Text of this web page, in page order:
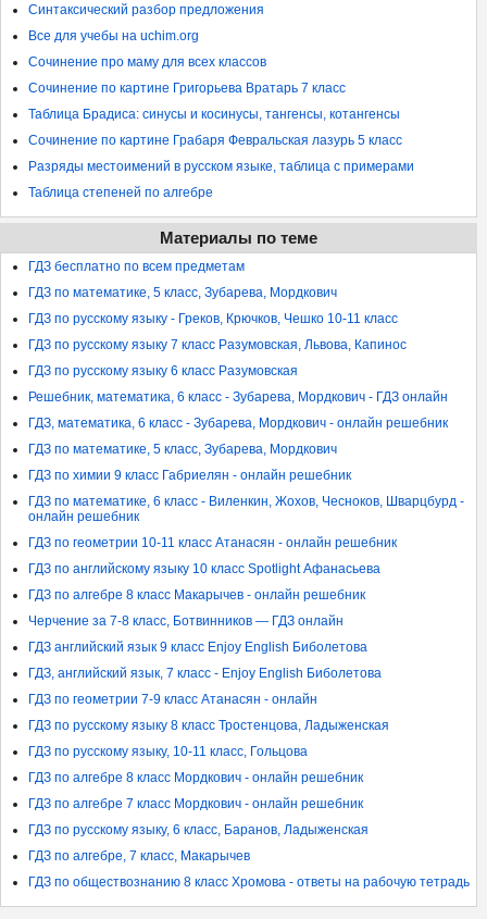
Синтаксический разбор предложения
Все для учебы на uchim.org
Сочинение про маму для всех классов
Сочинение по картине Григорьева Вратарь 7 класс
Таблица Брадиса: синусы и косинусы, тангенсы, котангенсы
Сочинение по картине Грабаря Февральская лазурь 5 класс
Разряды местоимений в русском языке, таблица с примерами
Таблица степеней по алгебре
Материалы по теме
ГДЗ бесплатно по всем предметам
ГДЗ по математике, 5 класс, Зубарева, Мордкович
ГДЗ по русскому языку - Греков, Крючков, Чешко 10-11 класс
ГДЗ по русскому языку 7 класс Разумовская, Львова, Капинос
ГДЗ по русскому языку 6 класс Разумовская
Решебник, математика, 6 класс - Зубарева, Мордкович - ГДЗ онлайн
ГДЗ, математика, 6 класс - Зубарева, Мордкович - онлайн решебник
ГДЗ по математике, 5 класс, Зубарева, Мордкович
ГДЗ по химии 9 класс Габриелян - онлайн решебник
ГДЗ по математике, 6 класс - Виленкин, Жохов, Чесноков, Шварцбурд -
онлайн решебник
ГДЗ по геометрии 10-11 класс Атанасян - онлайн решебник
ГДЗ по английскому языку 10 класс Spotlight Афанасьева
ГДЗ по алгебре 8 класс Макарычев - онлайн решебник
Черчение за 7-8 класс, Ботвинников — ГДЗ онлайн
ГДЗ английский язык 9 класс Enjoy English Биболетова
ГДЗ, английский язык, 7 класс - Enjoy English Биболетова
ГДЗ по геометрии 7-9 класс Атанасян - онлайн
ГДЗ по русскому языку 8 класс Тростенцова, Ладыженская
ГДЗ по русскому языку, 10-11 класс, Гольцова
ГДЗ по алгебре 8 класс Мордкович - онлайн решебник
ГДЗ по алгебре 7 класс Мордкович - онлайн решебник
ГДЗ по русскому языку, 6 класс, Баранов, Ладыженская
ГДЗ по алгебре, 7 класс, Макарычев
ГДЗ по обществознанию 8 класс Хромова - ответы на рабочую тетрадь